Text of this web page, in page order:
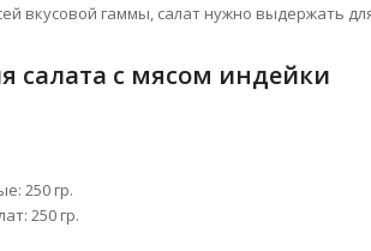
вкусовой гаммы, салат нужно выдержать
салата с мясом индейки
250 гр.
250 гр.